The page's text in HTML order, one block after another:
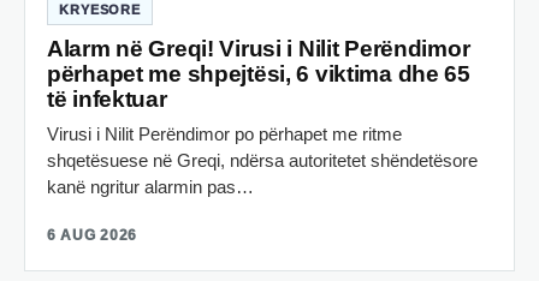
KRYESORE
Alarm në Greqi! Virusi i Nilit Perëndimor
përhapet me shpejtësi, 6 viktima dhe 65
të infektuar
Virusi i Nilit Perëndimor po përhapet me ritme
shqetësuese në Greqi, ndërsa autoritetet shëndetësore
kanë ngritur alarmin pas…
6 AUG 2026